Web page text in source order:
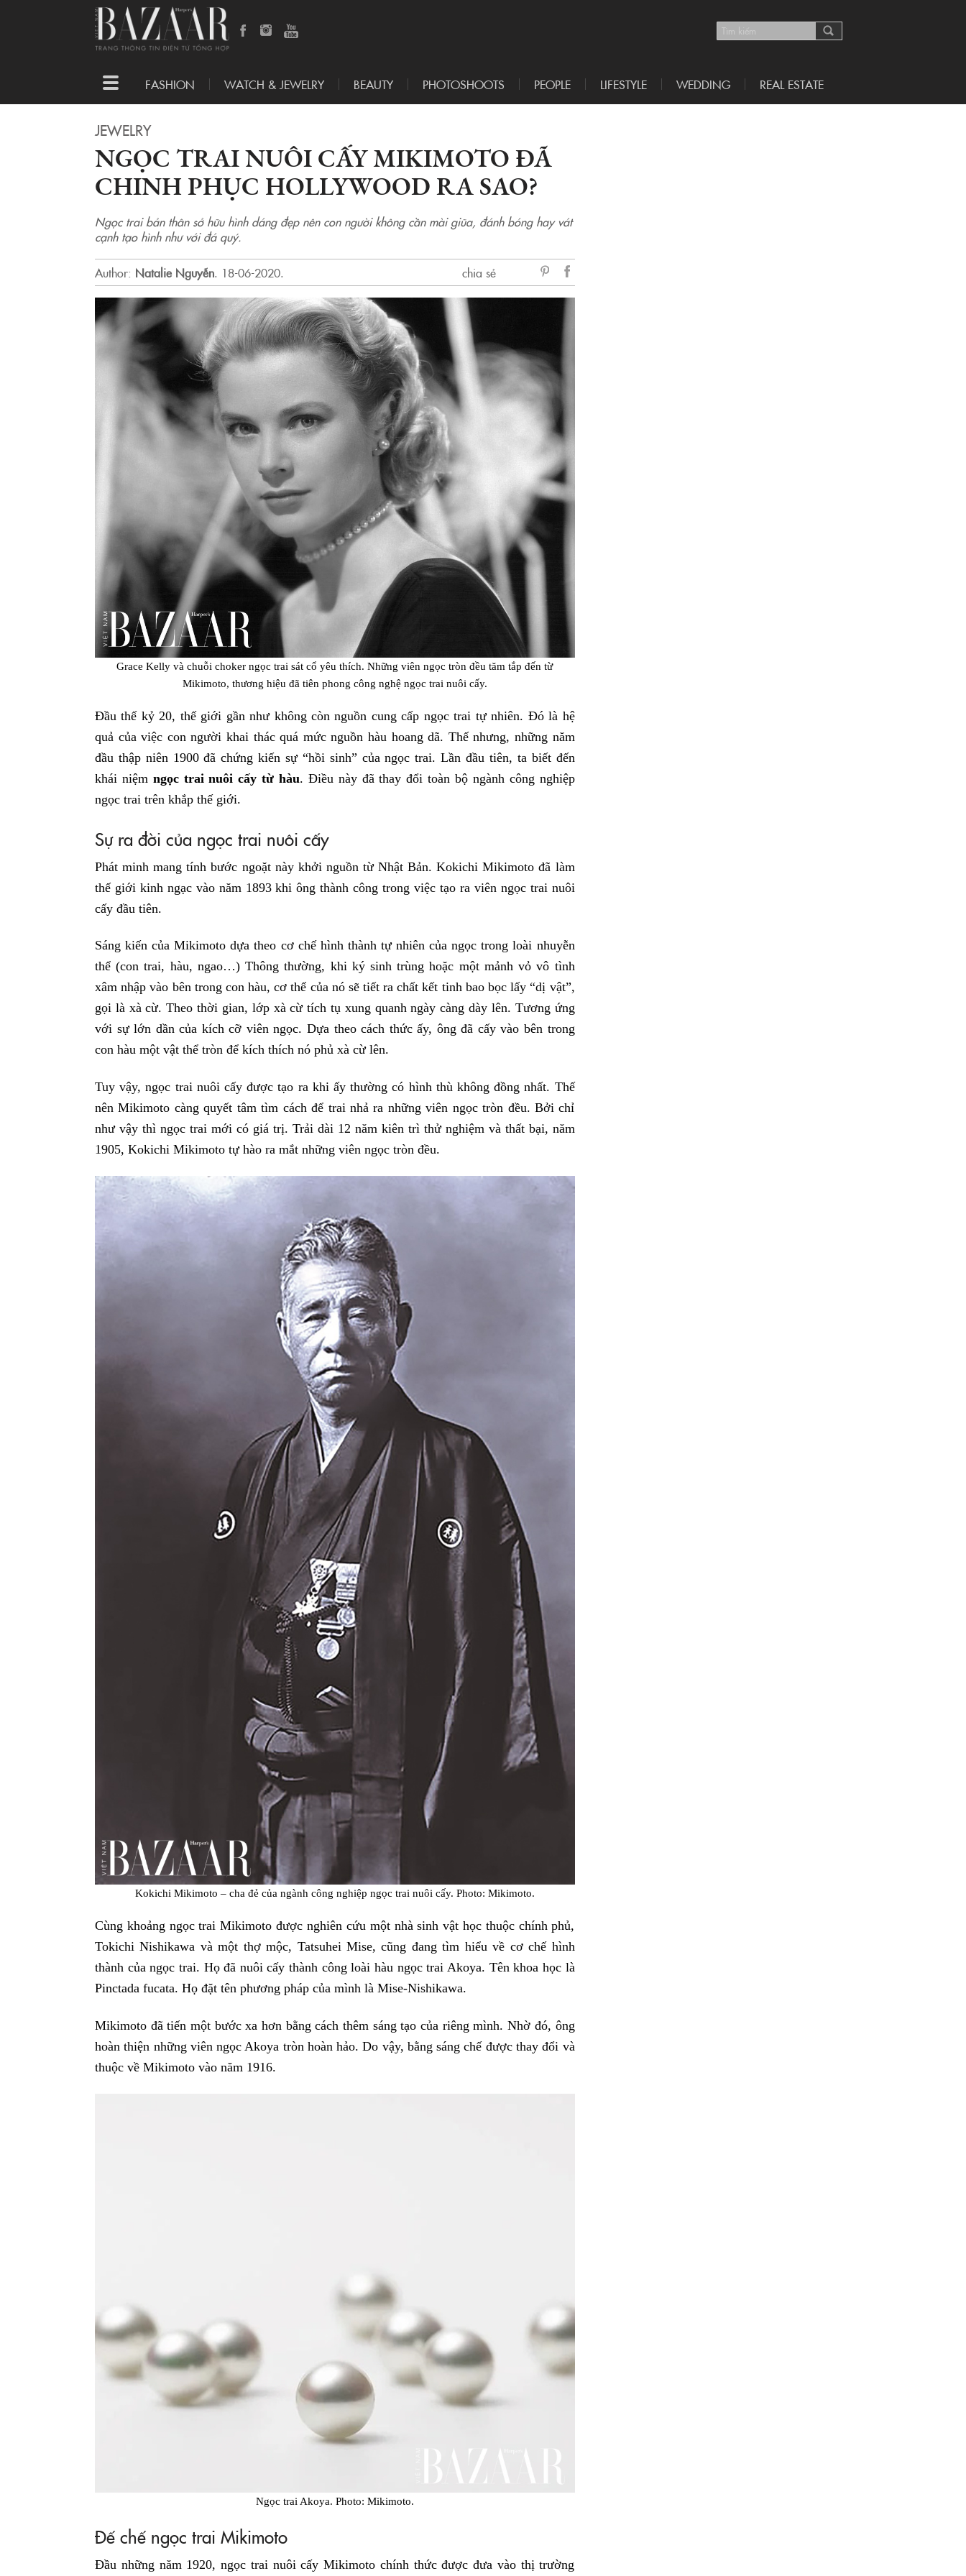
Toggle
navigation
FASHION WATCH & JEWELRY BEAUTY PHOTOSHOOTS PEOPLE LIFESTYLE WEDDING REAL ESTATE
JEWELRY
NGỌC TRAI NUÔI CẤY MIKIMOTO ĐÃ
CHINH PHỤC HOLLYWOOD RA SAO?
Ngọc trai bản thân sở hữu hình dáng đẹp nên con người không cần mài giũa, đánh bóng hay vát
cạnh tạo hình như với đá quý.
Author: Natalie Nguyễn. 18-06-2020.
chia sẻ
Grace Kelly và chuỗi choker ngọc trai sát cổ yêu thích. Những viên ngọc tròn đều tăm tắp đến từ
Mikimoto, thương hiệu đã tiên phong công nghệ ngọc trai nuôi cấy.
Đầu thế kỷ 20, thế giới gần như không còn nguồn cung cấp ngọc trai tự nhiên. Đó là hệ
quả của việc con người khai thác quá mức nguồn hàu hoang dã. Thế nhưng, những năm
đầu thập niên 1900 đã chứng kiến sự “hồi sinh” của ngọc trai. Lần đầu tiên, ta biết đến
khái niệmngọc trai nuôi cấy từ hàu. Điều nàyđã thay đổi toàn bộ ngành công nghiệp
ngọc trai trên khắp thế giới.
Sự ra đời của ngọc trai nuôi cấy
Phát minh mang tính bước ngoặt này khởi nguồn từ Nhật Bản. Kokichi Mikimoto đã làm
thế giới kinh ngạc vào năm 1893 khi ông thành công trong việc tạo ra viên ngọc trai nuôi
cấy đầu tiên.
Sáng kiến của Mikimoto dựa theo cơ chế hình thành tự nhiên của ngọc trong loài nhuyễn
thể (con trai, hàu, ngao…) Thông thường, khi ký sinh trùng hoặc một mảnh vỏ vô tình
xâm nhập vào bên trong con hàu, cơ thể của nó sẽ tiết ra chất kết tinh bao bọc lấy “dị vật”,
gọi là xà cừ. Theo thời gian, lớp xà cừ tích tụ xung quanh ngày càng dày lên. Tương ứng
với sự lớn dần của kích cỡ viên ngọc. Dựa theo cách thức ấy, ông đã cấy vào bên trong
con hàu một vật thể tròn để kích thích nó phủ xà cừ lên.
Tuy vậy, ngọc trai nuôi cấy được tạo ra khi ấy thường có hình thù không đồng nhất. Thế
nên Mikimoto càng quyết tâm tìm cách để trai nhả ra những viên ngọc tròn đều. Bởi chỉ
như vậy thì ngọc trai mới có giá trị. Trải dài 12 năm kiên trì thử nghiệm và thất bại, năm
1905, Kokichi Mikimoto tự hào ra mắt những viên ngọc tròn đều.
Kokichi Mikimoto – cha đẻ của ngành công nghiệp ngọc trai nuôi cấy. Photo: Mikimoto.
Cùng khoảng ngọc trai Mikimoto được nghiên cứu một nhà sinh vật học thuộc chính phủ,
Tokichi Nishikawa và một thợ mộc, Tatsuhei Mise, cũng đang tìm hiểu về cơ chế hình
thành của ngọc trai. Họ đã nuôi cấy thành công loài hàu ngọc trai Akoya. Tên khoa học là
Pinctada fucata. Họ đặt tên phương pháp của mình là Mise-Nishikawa.
Mikimoto đã tiến một bước xa hơn bằng cách thêm sáng tạo của riêng mình. Nhờ đó, ông
hoàn thiện những viên ngọc Akoya tròn hoàn hảo. Do vậy, bằng sáng chế được thay đổi và
thuộc về Mikimoto vào năm 1916.
Ngọc trai Akoya. Photo: Mikimoto.
Đế chế ngọc trai Mikimoto
Đầu những năm 1920, ngọc trai nuôi cấy Mikimoto chính thức được đưa vào thị trường